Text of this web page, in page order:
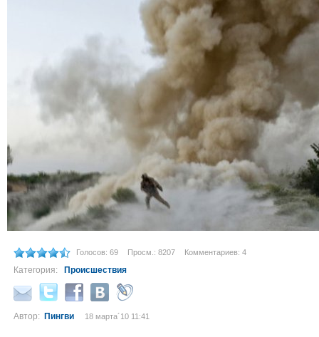
Голосов: 69 Просм.: 8207 Комментариев: 4
Категория: Происшествия
Автор: Пингви 18 марта´10 11:41